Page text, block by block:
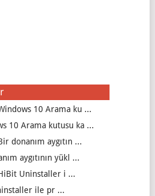
10 Arama ku ...
10 Arama kutusu ka ...
donanım aygıtın ...
aygıtının yükl ...
Uninstaller i ...
ile pr ...